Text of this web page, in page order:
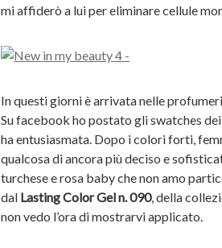
mi affiderò a lui per eliminare cellule
In questi giorni è arrivata nelle
Su facebook ho postato gli swatches
ha entusiasmata. Dopo i colori forti,
qualcosa di ancora più deciso e
turchese e rosa baby che non amo
dal Lasting Color Gel n. 090, della
non vedo l’ora di mostrarvi applicato.